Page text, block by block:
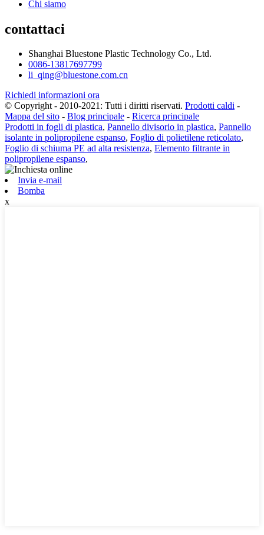
Chi siamo
contattaci
Shanghai Bluestone Plastic Technology Co., Ltd.
0086-13817697799
li_qing@bluestone.com.cn
Richiedi informazioni ora
© Copyright - 2010-2021: Tutti i diritti riservati. Prodotti caldi -
Mappa del sito - Blog principale - Ricerca principale
Prodotti in fogli di plastica, Pannello divisorio in plastica, Pannello
isolante in polipropilene espanso, Foglio di polietilene reticolato,
Foglio di schiuma PE ad alta resistenza, Elemento filtrante in
polipropilene espanso,
Invia e-mail
Bomba
x